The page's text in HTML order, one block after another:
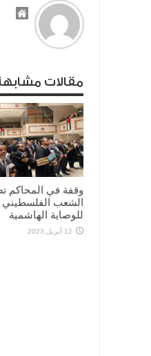
مقالات
وقفة في المحاكم
الشعب الفلسطيني
للوصاية الهاشمية
12 أبريل,2023